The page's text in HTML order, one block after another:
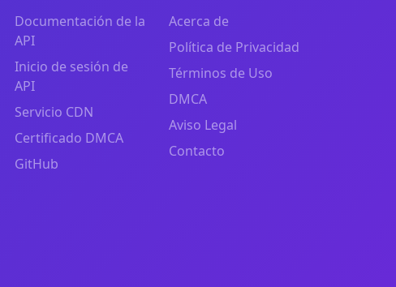
Documentación de la
API
Inicio de sesión de
API
Servicio CDN
Certificado DMCA
GitHub
Acerca de
Política de Privacidad
Términos de Uso
DMCA
Aviso Legal
Contacto